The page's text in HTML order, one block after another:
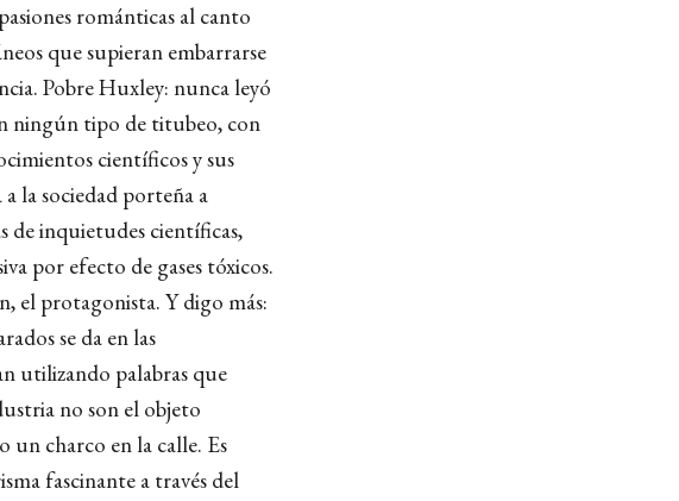
románticas al canto
que supieran embarrarse
Pobre Huxley: nunca leyó
ningún tipo de titubeo, con
científicos y sus
la sociedad porteña a
de inquietudes científicas,
por efecto de gases tóxicos.
el protagonista. Y digo más:
se da en las
utilizando palabras que
no son el objeto
un charco en la calle. Es
fascinante a través del